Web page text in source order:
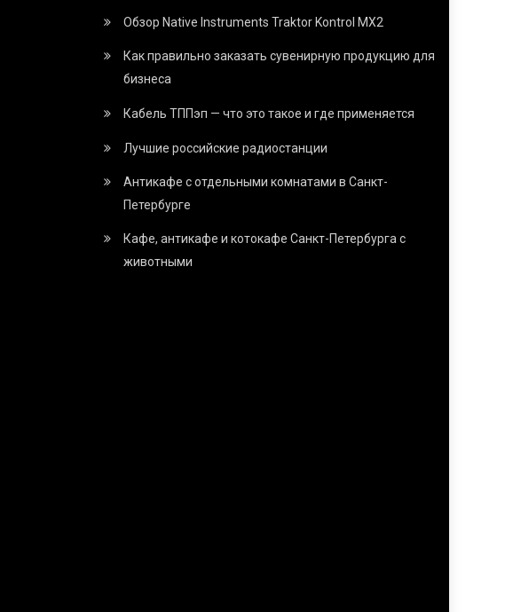
Обзор Native Instruments Traktor Kontrol MX2
Как правильно заказать сувенирную продукцию для
бизнеса
Кабель ТППэп — что это такое и где применяется
Лучшие российские радиостанции
Антикафе с отдельными комнатами в Санкт-
Петербурге
Кафе, антикафе и котокафе Санкт-Петербурга с
животными